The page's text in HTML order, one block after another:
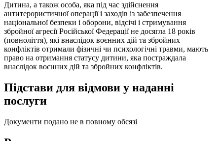
Дитина, а також особа, яка під час здійснення
антитерористичної операції і заходів із забезпечення
національної безпеки і оборони, відсічі і стримування
збройної агресії Російської Федерації не досягла 18 років
(повноліття), які внаслідок воєнних дій та збройних
конфліктів отримали фізичні чи психологічні травми, мають
право на отримання статусу дитини, яка постраждала
внаслідок воєнних дій та збройних конфліктів.
Підстави для відмови у наданні
послуги
Документи подано не в повному обсязі